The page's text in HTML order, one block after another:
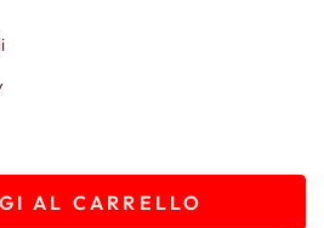
AL CARRELLO